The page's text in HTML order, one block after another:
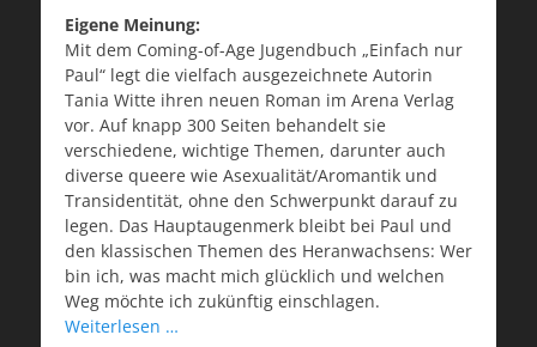
Eigene Meinung:
Mit dem Coming-of-Age Jugendbuch „Einfach nur
Paul“ legt die vielfach ausgezeichnete Autorin
Tania Witte ihren neuen Roman im Arena Verlag
vor. Auf knapp 300 Seiten behandelt sie
verschiedene, wichtige Themen, darunter auch
diverse queere wie Asexualität/Aromantik und
Transidentität, ohne den Schwerpunkt darauf zu
legen. Das Hauptaugenmerk bleibt bei Paul und
den klassischen Themen des Heranwachsens: Wer
bin ich, was macht mich glücklich und welchen
Weg möchte ich zukünftig einschlagen.
Weiterlesen …